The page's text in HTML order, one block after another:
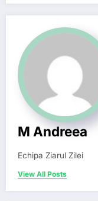
M Andreea
Echipa Ziarul Zilei
View All Posts